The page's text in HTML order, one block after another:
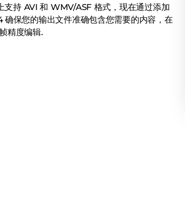
持 AVI 和 WMV/ASF 格式，现在通过添加
保您的输出文件准确包含您需要的内容，在
精度编辑.